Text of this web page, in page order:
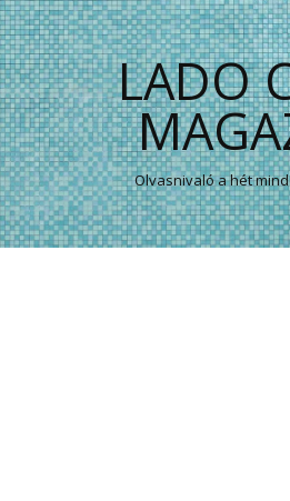
LADO
Olvasnivaló a hét